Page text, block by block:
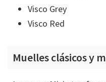
Visco Grey
Visco Red
Muelles clásicos y